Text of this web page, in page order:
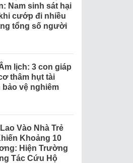
Nam sinh sát hại
cướp đi nhiều
tổng số người
lịch: 3 con giáp
thâm hụt tài
vệ nghiêm
Vào Nhà Trẻ
Khoảng 10
Hiện Trường
Tác Cứu Hộ